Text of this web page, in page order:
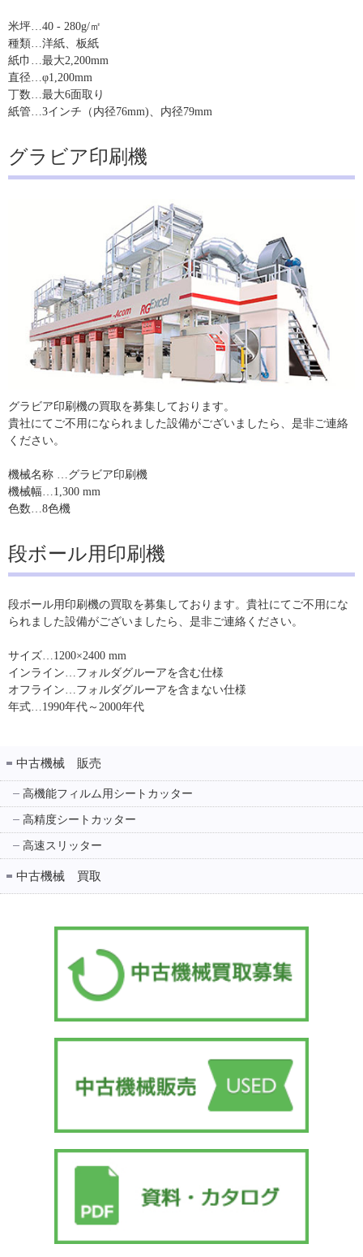
米坪…40 - 280g/㎡
種類…洋紙、板紙
紙巾…最大2,200mm
直径…φ1,200mm
丁数…最大6面取り
紙管…3インチ（内径76mm)、内径79mm
グラビア印刷機
グラビア印刷機の買取を募集しております。
貴社にてご不用になられました設備がございましたら、是非ご連絡
ください。
機械名称 …グラビア印刷機
機械幅…1,300 mm
色数…8色機
段ボール用印刷機
段ボール用印刷機の買取を募集しております。貴社にてご不用にな
られました設備がございましたら、是非ご連絡ください。
サイズ…1200×2400 mm
インライン…フォルダグルーアを含む仕様
オフライン…フォルダグルーアを含まない仕様
年式…1990年代～2000年代
中古機械 販売
高機能フィルム用シートカッター
高精度シートカッター
高速スリッター
中古機械 買取